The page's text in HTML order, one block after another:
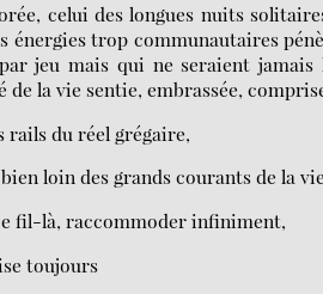
celui des longues nuits
énergies trop communautaires
jeu mais qui ne seraient jamais
la vie sentie, embrassée,
rails du réel grégaire,
loin des grands courants de la
fil-là, raccommoder infiniment,
toujours